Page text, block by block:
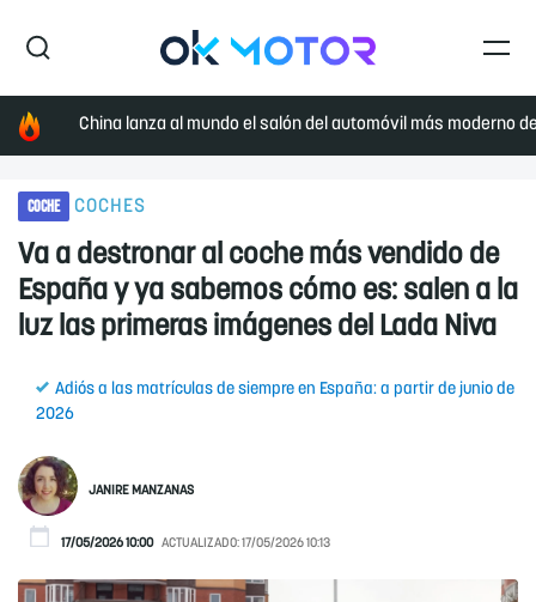
China lanza al mundo el salón del automóvil más moderno
COCHE COCHES
Va a destronar al coche más vendido de
España y ya sabemos cómo es: salen a la
luz las primeras imágenes del Lada Niva
Adiós a las matrículas de siempre en España: a partir de junio de
2026
JANIRE MANZANAS
17/05/2026 10:00 ACTUALIZADO:17/05/2026 10:13